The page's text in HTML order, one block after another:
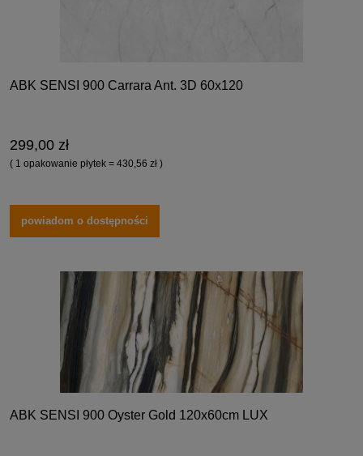
ABK SENSI 900 Carrara Ant. 3D 60x120
299,00 zł
( 1 opakowanie płytek = 430,56 zł )
powiadom o dostępności
ABK SENSI 900 Oyster Gold 120x60cm LUX